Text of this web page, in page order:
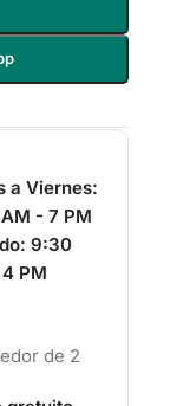
a Viernes:
- 7 PM
9:30
PM
de 2